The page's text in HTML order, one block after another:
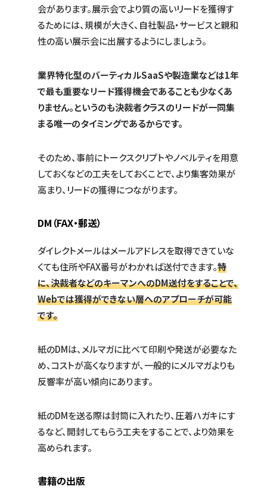
会があります。展示会でより質の高いリードを獲得す
るためには、規模が大きく、自社製品・サービスと親和
性の高い展示会に出展するようにしましょう。
業界特化型のバーティカルSaaSや製造業などは1年
で最も重要なリード獲得機会であることも少なくあ
りません。というのも決裁者クラスのリードが一同集
まる唯一のタイミングであるからです。
そのため、事前にトークスクリプトやノベルティを用意
しておくなどの工夫をしておくことで、より集客効果が
高まり、リードの獲得につながります。
DM（FAX・郵送）
ダイレクトメールはメールアドレスを取得できていな
くても住所やFAX番号がわかれば送付できます。特
に、決裁者などのキーマンへのDM送付をすることで、
Webでは獲得ができない層へのアプローチが可能
です。
紙のDMは、メルマガに比べて印刷や発送が必要なた
め、コストが高くなりますが、一般的にメルマガよりも
反響率が高い傾向にあります。
紙のDMを送る際は封筒に入れたり、圧着ハガキにす
るなど、開封してもらう工夫をすることで、より効果を
高められます。
書籍の出版